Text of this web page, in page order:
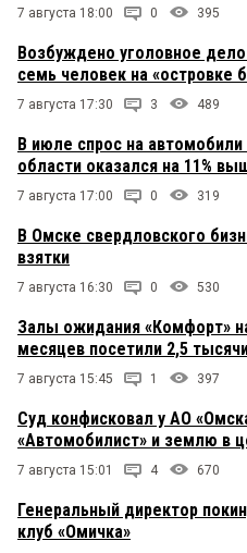
7 августа 18:00 0 395
Возбуждено уголовное
семь человек на «островке
7 августа 17:30 3 489
В июле спрос на
области оказался на 11%
7 августа 17:00 0 319
В Омске свердловского
взятки
7 августа 16:30 0 530
Залы ожидания «Комфорт»
месяцев посетили 2,5
7 августа 15:45 1 397
Суд конфисковал у АО
«Автомобилист» и землю в
7 августа 15:01 4 670
Генеральный директор
клуб «Омичка»